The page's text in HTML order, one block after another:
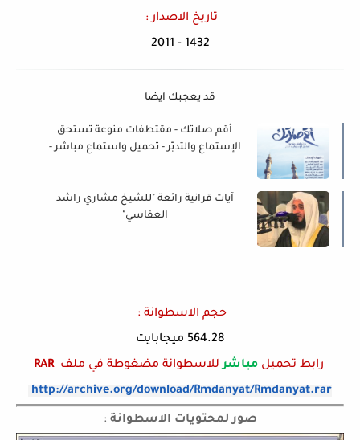
تاريخ الاصدار:
1432 - 2011
قد يعجبك ايضا
أقم صلاتك - مقتطفات منوعة تستحق
الإستماع والتدبّر - تحميل واستماع مباشر -
آيات قرانية رائعة "للشيخ مشاري راشد
العفاسي"
حجم الاسطوانة :
564.28 ميجابايت
رابط تحميلمباشرللاسطوانة مضغوطة في ملفRAR
http://archive.org/download/Rmdanyat/Rmdanyat.rar
صور لمحتويات الاسطوانة :